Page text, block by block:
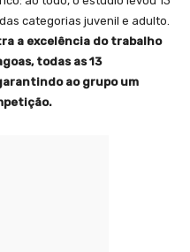
categorias juvenil e adulto.
a excelência do trabalho
todas as 13
ao grupo um